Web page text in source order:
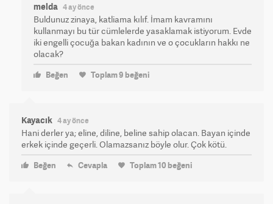
melda 4 ay önce
Buldunuz zinaya, katliama kılıf. İmam kavramını
kullanmayı bu tür cümlelerde yasaklamak istiyorum. Evde
iki engelli çocuğa bakan kadının ve o çocukların hakkı ne
olacak?
Beğen Toplam9 beğeni
Kayacık 4 ay önce
Hani derler ya; eline, diline, beline sahip olacan. Bayan içinde
erkek içinde geçerli. Olamazsanız böyle olur. Çok kötü.
Beğen Cevapla Toplam10 beğeni